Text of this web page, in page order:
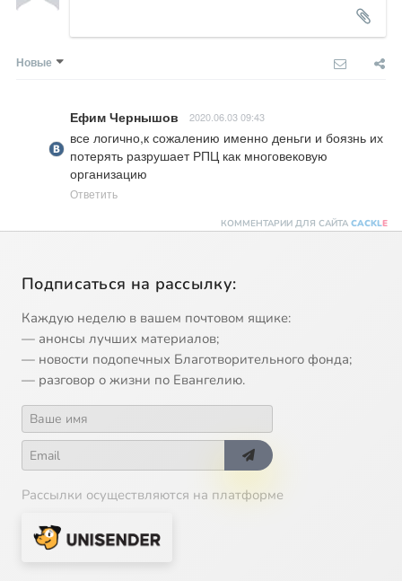
Новые
Ефим Чернышов 2020.06.03 09:43
все логично,к сожалению именно деньги и боязнь их
потерять разрушает РПЦ как многовековую
организацию
Ответить
КОММЕНТАРИИ ДЛЯ САЙТА CACKLE
Подписаться на рассылку:
Каждую неделю в вашем почтовом ящике:
— анонсы лучших материалов;
— новости подопечных Благотворительного фонда;
— разговор о жизни по Евангелию.
Рассылки осуществляются на платформе